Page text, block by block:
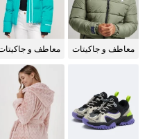
معاطف و جاكيتات
معاطف و